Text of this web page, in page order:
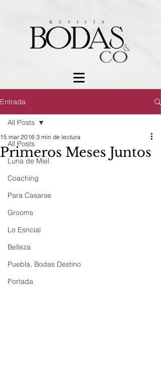
Entrada
All Posts
Luna de Miel
Coaching
Para Casarse
Grooms
Lo Esncial
Belleza
Puebla, Bodas Destino
Portada
All Posts
Primeros Meses Juntos
15 mar 2016 3 min de lectura